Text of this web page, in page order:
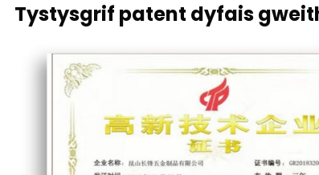
Tystysgrif patent dyfais